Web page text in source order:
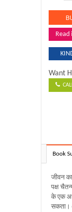
Read
Want
Book
जीवन
पक्ष
के एक
सकता।